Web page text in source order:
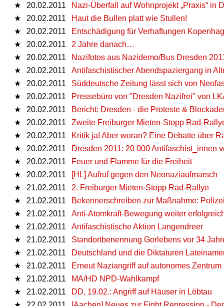
★
20.02.2011
Nazi-Überfall auf Wohnprojekt „Praxis“ in
★
20.02.2011
Haut die Bullen platt wie Stullen!
★
20.02.2011
Entschädigung für Verhaftungen
★
20.02.2011
2 Jahre danach…
★
20.02.2011
Nazifotos aus Nazidemo/Bus Dresden
★
20.02.2011
Antifaschistischer Abendspaziergang in
★
20.02.2011
Süddeutsche Zeitung lässt sich von
★
20.02.2011
Pressebüro von "Dresden Nazifrei" von
★
20.02.2011
Bericht: Dresden - die Proteste &
★
20.02.2011
Zweite Freiburger Mieten-Stopp Rad-
★
20.02.2011
Kritik ja! Aber woran? Eine Debatte über
★
20.02.2011
Dresden 2011: 20 000 Antifaschist_innen
★
20.02.2011
Feuer und Flamme für die Freiheit
★
20.02.2011
[HL] Aufruf gegen den Neonaziaufmarsch
★
21.02.2011
2. Freiburger Mieten-Stopp Rad-Rallye
★
21.02.2011
Bekennerschreiben zur Maßnahme:
★
21.02.2011
Anti-Atomkraft-Bewegung weiter
★
21.02.2011
Antifaschistische Aktion Langendreer
★
21.02.2011
Standortbenennung Gorlebens vor 34
★
21.02.2011
Deutschland und die Diktaturen
★
21.02.2011
Erneut Naziangriff auf autonomes Zentrum
★
21.02.2011
MA/HD NPD-Wahlkampf
★
21.02.2011
DD, 19.02.: Angriff auf Häuser in Löbtau